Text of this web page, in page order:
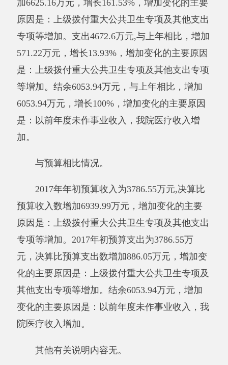
（二）部门收入总体情况说明
本年收入合计10726.54万元，其中：财政拨
款收入4672.6万元，占43.56%；上级补助收入0
万元，占0%；事业收入6053.94万元，占
56.44%；经营收入0万元，占0%；附属单位缴款
0万元，占0%；其他收入0万元，占0%。增加变
化的主要原因是：上级拨付重大公共卫生专项及
与预算相比情况。
2017年年初预算收入为3786.55万元,决算比
预算收入数增加6939.99万元，增加变化的主要
原因是：上级拨付重大公共卫生专项及其他支出
专项等增加，且年初预算收入未作本院事业收
入。
其他有关说明内容无。
（三）部门支出总体情况说明
本年支出合计4672.60万元，其中：基本支
元，占24.53%；上缴上级支出0万元，占0%；经